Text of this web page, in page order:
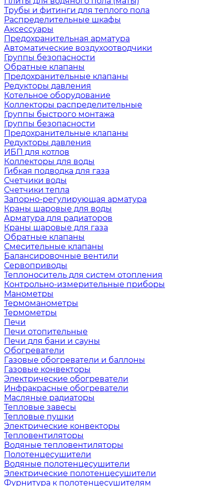
Трубы и фитинги для теплого пола
Распределительные шкафы
Аксессуары
Предохранительная арматура
Автоматические воздухоотводчики
Группы безопасности
Обратные клапаны
Предохранительные клапаны
Редукторы давления
Котельное оборудование
Коллекторы распределительные
Группы быстрого монтажа
Группы безопасности
Предохранительные клапаны
Редукторы давления
ИБП для котлов
Коллекторы для воды
Гибкая подводка для газа
Счетчики воды
Счетчики тепла
Запорно-регулирующая арматура
Краны шаровые для воды
Арматура для радиаторов
Краны шаровые для газа
Обратные клапаны
Смесительные клапаны
Балансировочные вентили
Сервоприводы
Теплоноситель для систем отопления
Контрольно-измерительные приборы
Манометры
Термоманометры
Термометры
Печи
Печи отопительные
Печи для бани и сауны
Обогреватели
Газовые обогреватели и баллоны
Газовые конвекторы
Электрические обогреватели
Инфракрасные обогреватели
Масляные радиаторы
Тепловые завесы
Тепловые пушки
Электрические конвекторы
Тепловентиляторы
Водяные тепловентиляторы
Полотенцесушители
Водяные полотенцесушители
Электрические полотенцесушители
Фурнитура к полотенцесушителям